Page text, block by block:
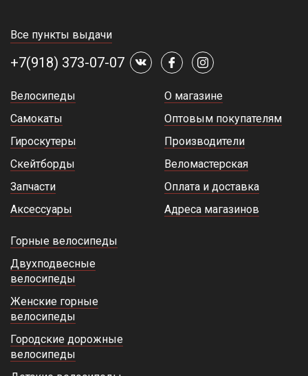
Все пункты выдачи
+7(918) 373-07-07
Велосипеды
Самокаты
Гироскутеры
Скейтборды
Запчасти
Аксессуары
О магазине
Оптовым покупателям
Производители
Веломастерская
Оплата и доставка
Адреса магазинов
Горные велосипеды
Двухподвесные
велосипеды
Женские горные
велосипеды
Городские дорожные
велосипеды